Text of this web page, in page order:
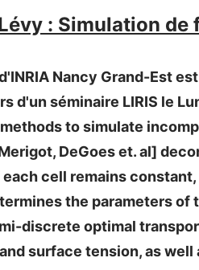
: Simulation de
Nancy Grand-Est
séminaire LIRIS le
to simulate
DeGoes et. al]
cell remains
the parameters of
discrete optimal
surface tension, as well